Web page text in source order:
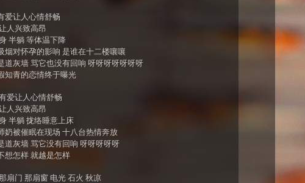
爱让人心情舒畅
人兴致高昂
半躺 等体温下降
烟对怀孕的影响 是谁在十二楼嚷嚷
道灰墙 骂它也没有回响 呀呀呀呀呀呀呀
知青的恋情终于曝光
爱让人心情舒畅
人兴致高昂
半躺 拢络睡意上床
奶被催眠在现场 十八台热情奔放
道灰墙 骂它没有回响 呀呀呀呀呀
想怎样 就越是怎样
扇门 那扇窗 电光 石火 秋凉